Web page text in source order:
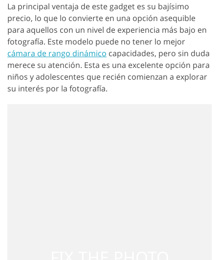
La principal ventaja de este gadget es su bajísimo
precio, lo que lo convierte en una opción asequible
para aquellos con un nivel de experiencia más bajo en
fotografía. Este modelo puede no tener lo mejor
cámara de rango dinámico capacidades, pero sin duda
merece su atención. Esta es una excelente opción para
niños y adolescentes que recién comienzan a explorar
su interés por la fotografía.